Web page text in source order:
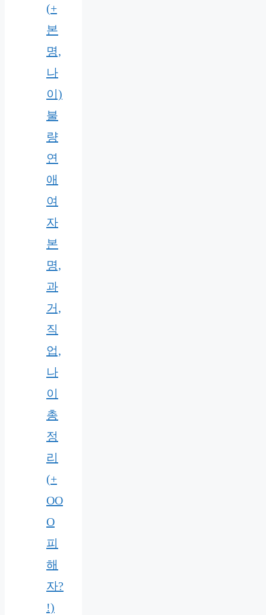
(+
본
명,
나
이)
불
량
연
애
여
자
본
명,
과
거,
직
업,
나
이
총
정
리
(+
OO
O
피
해
자?
!)